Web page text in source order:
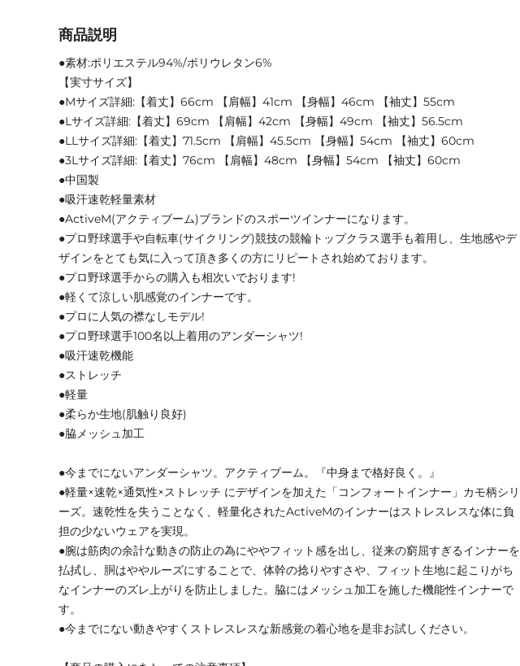
商品説明
●素材:ポリエステル94%/ポリウレタン6%
【実寸サイズ】
●Mサイズ詳細:【着丈】66cm 【肩幅】41cm 【身幅】46cm 【袖丈】55cm
●Lサイズ詳細:【着丈】69cm 【肩幅】42cm 【身幅】49cm 【袖丈】56.5cm
●LLサイズ詳細:【着丈】71.5cm 【肩幅】45.5cm 【身幅】54cm 【袖丈】60cm
●3Lサイズ詳細:【着丈】76cm 【肩幅】48cm 【身幅】54cm 【袖丈】60cm
●中国製
●吸汗速乾軽量素材
●ActiveM(アクティブーム)ブランドのスポーツインナーになります。
●プロ野球選手や自転車(サイクリング)競技の競輪トップクラス選手も着用し、生地感やデ
ザインをとても気に入って頂き多くの方にリピートされ始めております。
●プロ野球選手からの購入も相次いでおります!
●軽くて涼しい肌感覚のインナーです。
●プロに人気の襟なしモデル!
●プロ野球選手100名以上着用のアンダーシャツ!
●吸汗速乾機能
●ストレッチ
●軽量
●柔らか生地(肌触り良好)
●脇メッシュ加工
●今までにないアンダーシャツ。アクティブーム。『中身まで格好良く。』
●軽量×速乾×通気性×ストレッチ にデザインを加えた「コンフォートインナー」カモ柄シリ
ーズ。速乾性を失うことなく、軽量化されたActiveMのインナーはストレスレスな体に負
担の少ないウェアを実現。
●腕は筋肉の余計な動きの防止の為にややフィット感を出し、従来の窮屈すぎるインナーを
払拭し、胴はややルーズにすることで、体幹の捻りやすさや、フィット生地に起こりがち
なインナーのズレ上がりを防止しました。脇にはメッシュ加工を施した機能性インナーで
す。
●今までにない動きやすくストレスレスな新感覚の着心地を是非お試しください。